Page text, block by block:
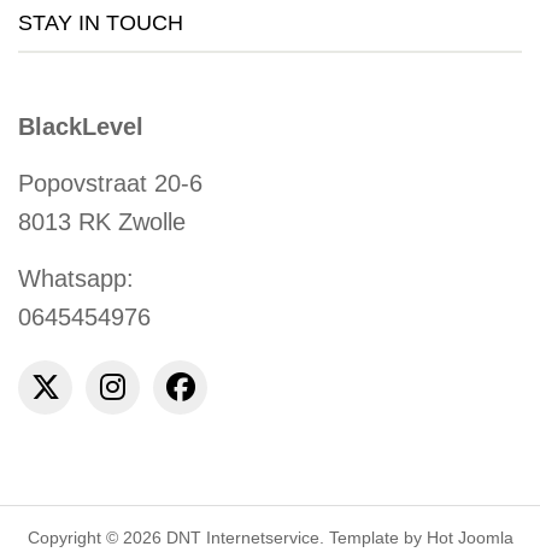
STAY IN TOUCH
BlackLevel
Popovstraat 20-6
8013 RK Zwolle
Whatsapp:
0645454976
Copyright © 2026 DNT Internetservice. Template by Hot Joomla